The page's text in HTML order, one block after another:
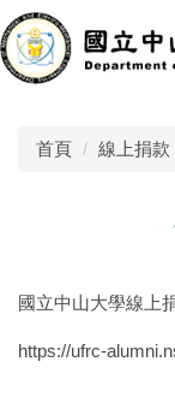
跳
到
主
首頁 線上捐款
國立中山大學線上
https://ufrc-